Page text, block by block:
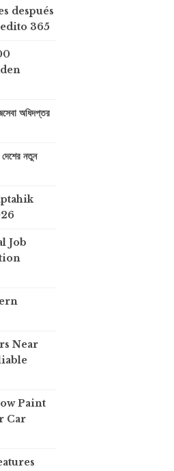
después
365
অধিদপ্তর
নতুন
Job
Near
Paint
Car